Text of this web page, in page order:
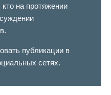
на протяжении
публикации в
сетях.